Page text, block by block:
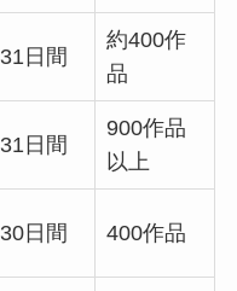
31日間
約400作
品
31日間
900作品
以上
30日間 400作品